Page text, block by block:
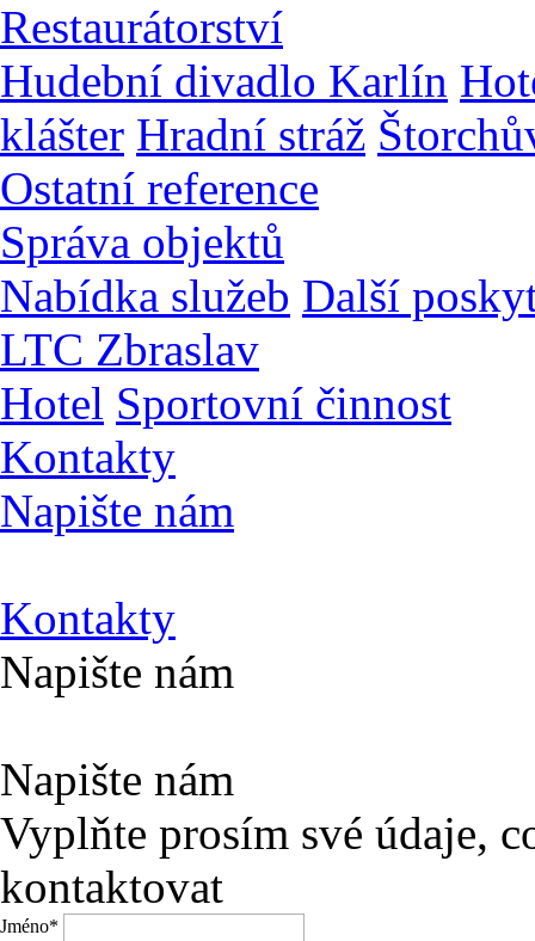
Restaurátorství
Hudební divadlo Karlín
klášter Hradní stráž
Ostatní reference
Správa objektů
Nabídka služeb Další
LTC Zbraslav
Hotel Sportovní činnost
Kontakty
Napište nám
Kontakty
Napište nám
Napište nám
Vyplňte prosím své údaje,
kontaktovat
Jméno*